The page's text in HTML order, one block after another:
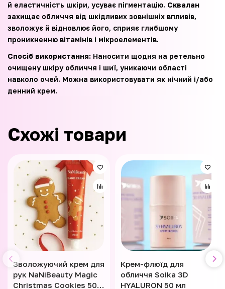
й еластичність шкіри, усуває пігментацію. Сквалан
захищає обличчя від шкідливих зовнішніх впливів,
зволожує й відновлює його, сприяє глибшому
проникненню вітамінів і мікроелементів.
Спосіб використання: Наносити щодня на ретельно
очищену шкіру обличчя і шиї, уникаючи області
навколо очей. Можна використовувати як нiчний i/або
денний крем.
Схожі товари
Зволожуючий крем для
рук NaNiBeauty Magic
Christmas Cookies 50
Крем-флюїд для
обличчя Soika 3D
HYALURON 50 мл